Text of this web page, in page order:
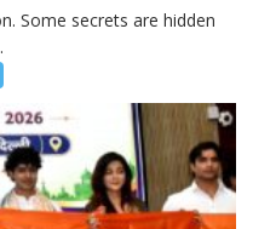
Some secrets are hidden